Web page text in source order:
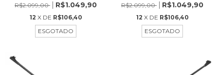
R$2.099,00
R$1.049,90
12 X DE R$106,40
ESGOTADO
R$2.099,00
R$1.049,90
12 X DE R$106,40
ESGOTADO